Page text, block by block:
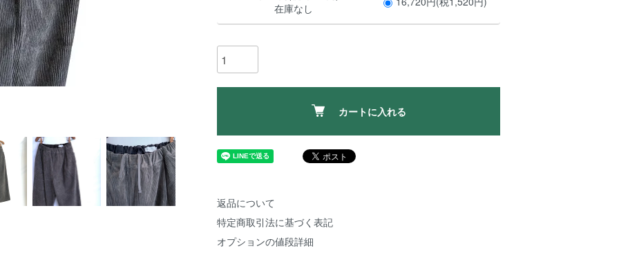
在庫なし
カートに入れる
返品について
特定商取引法に基づく表記
オプションの値段詳細